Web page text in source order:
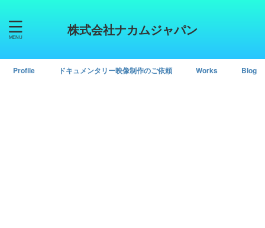
株式会社ナカムジャパン
Profile ドキュメンタリー映像制作のご依頼 Works Blog